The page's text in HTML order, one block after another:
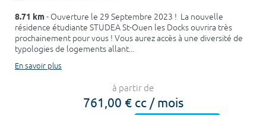
8.71 km- Ouverture le 29 Septembre 2023 ! La nouvelle
résidence étudiante STUDEA St-Ouen les Docks ouvrira très
prochainement pour vous ! Vous aurez accès à une diversité de
typologies de logements allant...
En savoir plus
à partir de
761,00 € cc / mois